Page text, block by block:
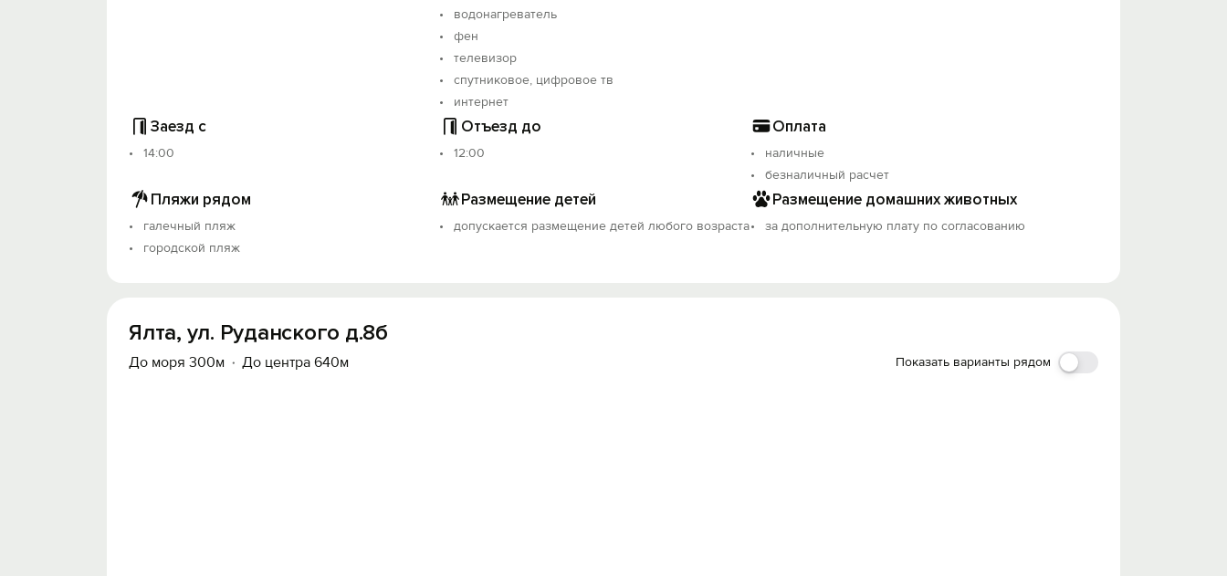
водонагреватель
фен
телевизор
спутниковое, цифровое тв
интернет
Заезд с
14:00
Отъезд до
12:00
Оплата
наличные
безналичный расчет
Пляжи рядом
галечный пляж
городской пляж
Размещение детей
допускается размещение детей любого возраста
Размещение домашних животных
за дополнительную плату по согласованию
Ялта, ул. Руданского д.8б
До моря 300м До центра 640м Показать варианты рядом